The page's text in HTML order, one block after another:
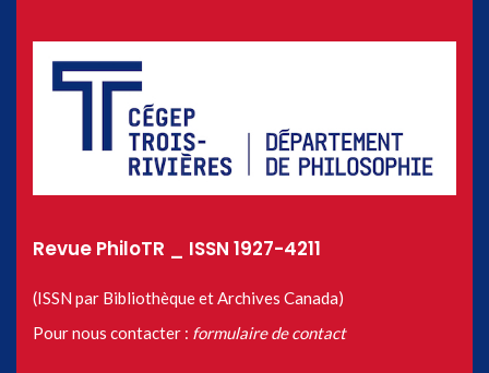
Revue PhiloTR _ ISSN 1927-4211
(ISSN par Bibliothèque et Archives Canada)
Pour nous contacter : formulaire de contact